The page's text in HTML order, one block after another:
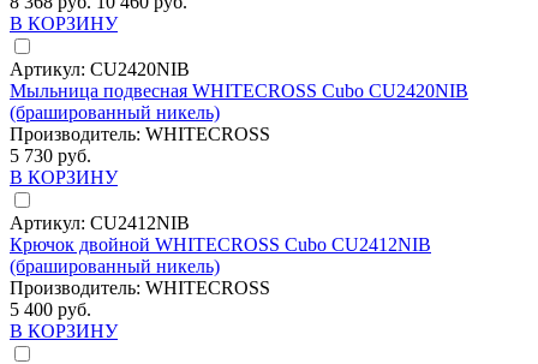
В КОРЗИНУ
Артикул: CU2420NIB
Мыльница подвесная WHITECROSS Cubo CU2420NIB
(брашированный никель)
Производитель: WHITECROSS
5 730 руб.
В КОРЗИНУ
Артикул: CU2412NIB
Крючок двойной WHITECROSS Cubo CU2412NIB
(брашированный никель)
Производитель: WHITECROSS
5 400 руб.
В КОРЗИНУ